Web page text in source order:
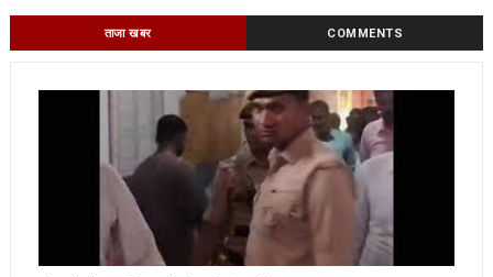
ताजा खबर COMMENTS